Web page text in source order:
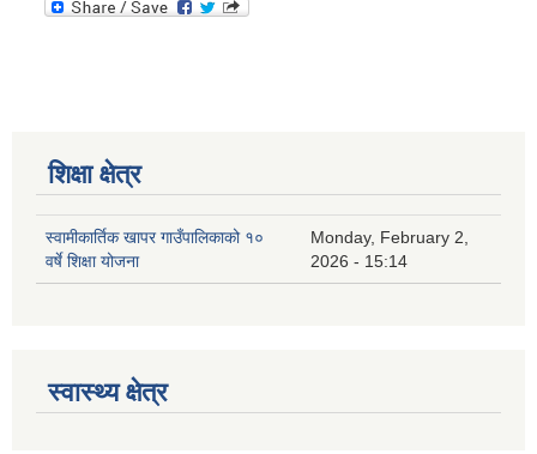
शिक्षा क्षेत्र
स्वामीकार्तिक खापर गाउँपालिकाको १०
वर्षे शिक्षा योजना
Monday, February 2,
2026 - 15:14
स्वास्थ्य क्षेत्र